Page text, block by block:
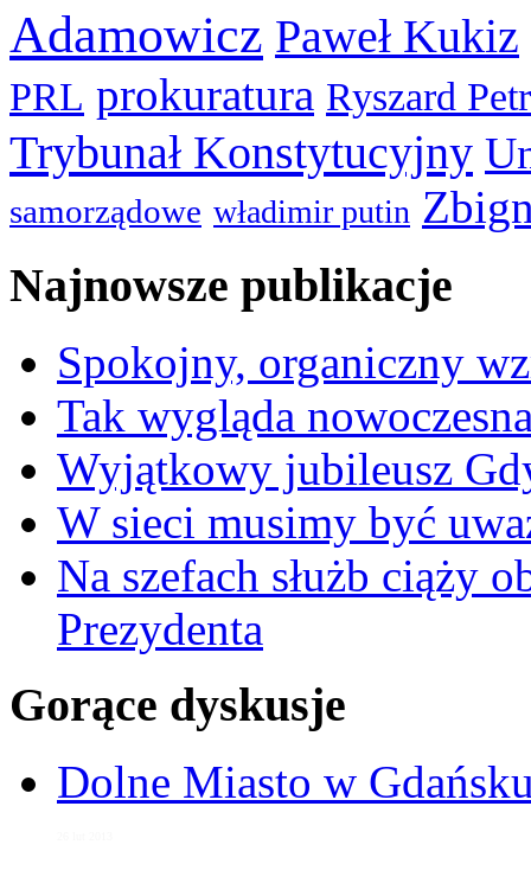
Adamowicz Paweł Kukiz
PRL prokuratura Ryszard
Trybunał Konstytucyjny
samorządowe władimir putin
Najnowsze publikacje
Spokojny, organiczny
Tak wygląda
Wyjątkowy jubileusz
W sieci musimy być
Na szefach służb ciąży
Prezydenta
Gorące dyskusje
Dolne Miasto w